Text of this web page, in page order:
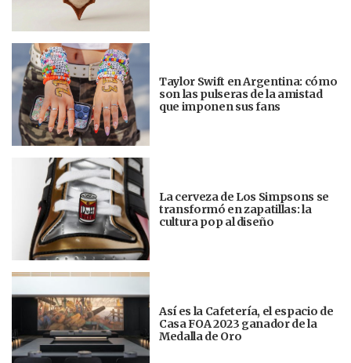
Taylor Swift en Argentina: cómo
son las pulseras de la amistad
que imponen sus fans
La cerveza de Los Simpsons se
transformó en zapatillas: la
cultura pop al diseño
Así es la Cafetería, el espacio de
Casa FOA 2023 ganador de la
Medalla de Oro